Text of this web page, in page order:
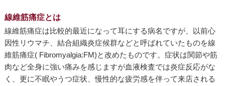
線維筋痛症とは
線維筋痛症は比較的最近になって耳にする病名ですが、以前心
因性リウマチ、結合組織炎症候群などと呼ばれていたものを線
維筋痛症( Fibromyalgia:FM)と改めたものです。症状は関節や筋
肉など全身に強い痛みを感じますが血液検査では炎症反応がな
く、更に不眠やうつ症状、慢性的な疲労感を伴って来店される